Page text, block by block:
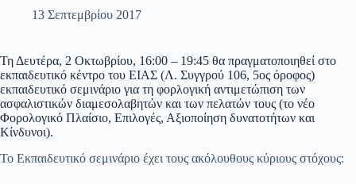
13 Σεπτεμβρίου 2017
Τη Δευτέρα, 2 Οκτωβρίου, 16:00 – 19:45 θα πραγματοποιηθεί στο
εκπαιδευτικό κέντρο του ΕΙΑΣ (Λ. Συγγρού 106, 5ος όροφος)
εκπαιδευτικό σεμινάριο για τη φορλογική αντιμετώπιση των
ασφαλιστικών διαμεσολαβητών και των πελατών τους (το νέο
Φορολογικό Πλαίσιο, Επιλογές, Αξιοποίηση δυνατοτήτων και
Κίνδυνοι).
Το Εκπαιδευτικό σεμινάριο έχει τους ακόλουθους κύριους στόχους: